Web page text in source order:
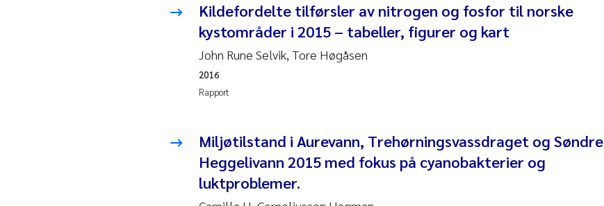
Andrew Luke King
Ian Allan
Kathinka Fürst
Kildefordelte tilførsler av nitrogen og fosfor til norske
kystområder i 2015 – tabeller, figurer og kart
John Rune Selvik, Tore Høgåsen
Rapport
2016
Miljøtilstand i Aurevann, Trehørningsvassdraget og Søndre
Heggelivann 2015 med fokus på cyanobakterier og
luktproblemer.